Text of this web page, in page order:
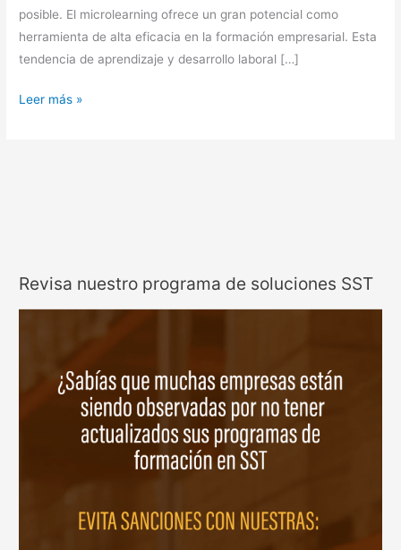
posible. El microlearning ofrece un gran potencial como
herramienta de alta eficacia en la formación empresarial. Esta
tendencia de aprendizaje y desarrollo laboral […]
Leer más »
Revisa nuestro programa de soluciones SST